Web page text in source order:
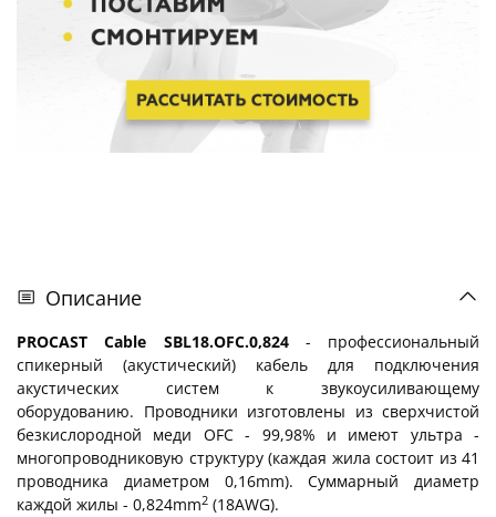
Описание
PROCAST Cable SBL18.OFC.0,824
- профессиональный
спикерный (акустический) кабель для подключения
акустических систем к звукоусиливающему
оборудованию. Проводники изготовлены из сверхчистой
безкислородной меди OFC - 99,98% и имеют ультра -
многопроводниковую структуру (каждая жила состоит из 41
проводника диаметром 0,16mm). Суммарный диаметр
каждой жилы - 0,824mm2 (18AWG).